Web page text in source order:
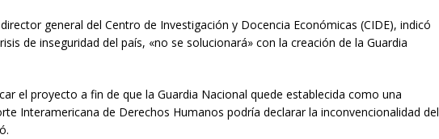
general del Centro de Investigación y Docencia Económicas (CIDE), indicó
de inseguridad del país, «no se solucionará» con la creación de la Guardia
el proyecto a fin de que la Guardia Nacional quede establecida como una
Interamericana de Derechos Humanos podría declarar la inconvencionalidad del